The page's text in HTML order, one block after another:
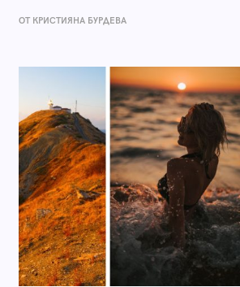
ОТ КРИСТИЯНА БУРДЕВА